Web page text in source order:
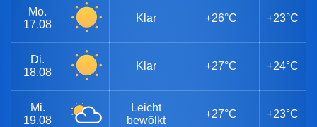
Mo.
17.08
Klar +26°C +23°C
Di.
18.08
Klar +27°C +24°C
Mi.
19.08
Leicht
bewölkt
+27°C +23°C